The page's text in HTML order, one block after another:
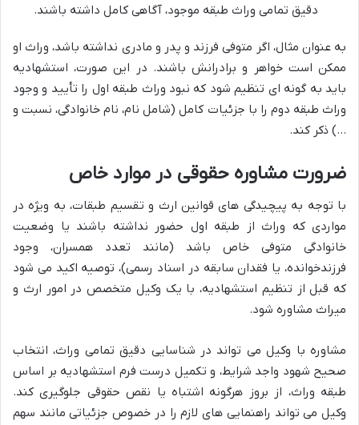
دقیق تمامی وراث طبقه موجود، آگاهی کامل داشته باشند.
به عنوان مثال، اگر متوفی فرزند و پدر و مادری نداشته باشد، وراث او
ممکن است خواهر و برادرانش باشند. در این صورت، استشهادیه
باید به گونه ای تنظیم شود که نبود وراث طبقه اول را تأیید و وجود
وراث طبقه دوم را با جزئیات کامل (شامل نام، نام خانوادگی، نسبت و
…) ذکر کند.
ضرورت مشاوره حقوقی در موارد خاص
با توجه به پیچیدگی های قوانین ارث و تقسیم طبقات، به ویژه در
مواردی که وراث از طبقه اول حضور نداشته باشند یا وضعیت
خانوادگی متوفی خاص باشد (مانند تعدد همسران، وجود
فرزندخوانده، یا فقدان سابقه در اسناد رسمی)، توصیه اکید می شود
که قبل از تنظیم استشهادیه، با یک وکیل متخصص در امور ارث و
میراث مشاوره شود.
مشاوره با وکیل می تواند در شناسایی دقیق تمامی وراث، انتخاب
صحیح شهود واجد شرایط، و تکمیل درست فرم استشهادیه بر اساس
طبقه وراث، از بروز هرگونه اشتباه یا نقص حقوقی جلوگیری کند.
وکیل می تواند راهنمایی های لازم را در خصوص جزئیاتی مانند سهم